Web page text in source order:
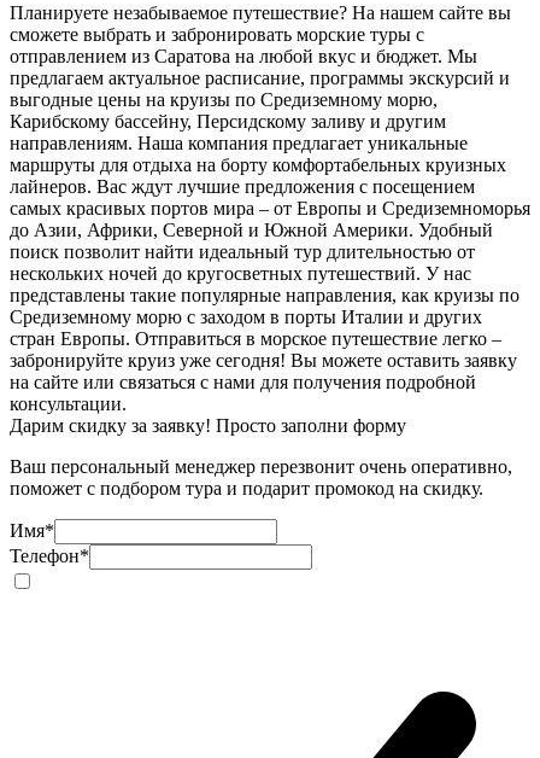
Планируете незабываемое путешествие? На нашем сайте вы
сможете выбрать и забронировать морские туры с
отправлением из Саратова на любой вкус и бюджет. Мы
предлагаем актуальное расписание, программы экскурсий и
выгодные цены на круизы по Средиземному морю,
Карибскому бассейну, Персидскому заливу и другим
направлениям. Наша компания предлагает уникальные
маршруты для отдыха на борту комфортабельных круизных
лайнеров. Вас ждут лучшие предложения с посещением
самых красивых портов мира – от Европы и Средиземноморья
до Азии, Африки, Северной и Южной Америки. Удобный
поиск позволит найти идеальный тур длительностью от
нескольких ночей до кругосветных путешествий. У нас
представлены такие популярные направления, как круизы по
Средиземному морю с заходом в порты Италии и других
стран Европы. Отправиться в морское путешествие легко –
забронируйте круиз уже сегодня! Вы можете оставить заявку
на сайте или связаться с нами для получения подробной
консультации.
Дарим скидку за заявку! Просто заполни форму
Ваш персональный менеджер перезвонит очень оперативно,
поможет с подбором тура и подарит промокод на скидку.
Имя*
Телефон*